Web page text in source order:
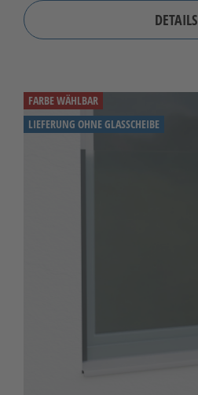
DETAILS
FARBE WÄHLBAR
LIEFERUNG OHNE GLASSCHEIBE